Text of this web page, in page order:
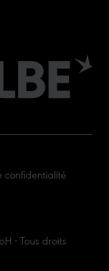
- Tous droits
confidentialité